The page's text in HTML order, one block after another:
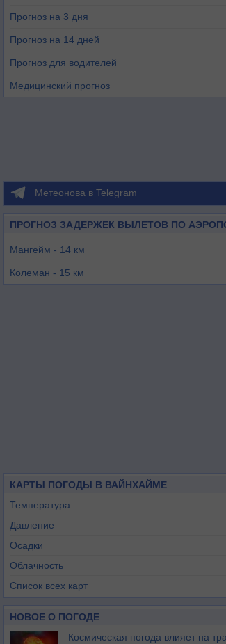
Прогноз на 3 дня
Прогноз на 14 дней
Прогноз для водителей
Медицинский прогноз
Метеонова в Telegram
ПРОГНОЗ ЗАДЕРЖЕК ВЫЛЕТОВ ПО
Мангейм - 14 км
Колеман - 15 км
КАРТЫ ПОГОДЫ В ВАЙНХАЙМЕ
Температура
Давление
Осадки
Облачность
Список всех карт
НОВОЕ О ПОГОДЕ
Космическая погода влияет на